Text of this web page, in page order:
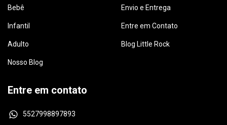
Bebê
Infantil
Adulto
Nosso Blog
Envio e Entrega
Entre em Contato
Blog Little Rock
Entre em contato
5527998897893